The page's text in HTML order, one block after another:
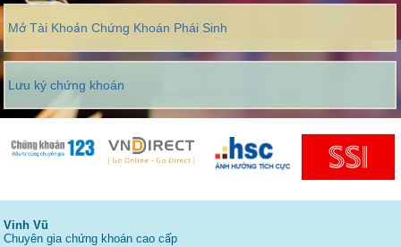
Mở Tài Khoản Chứng Khoán Phái Sinh
Lưu ký chứng khoán
Vinh Vũ
Chuyên gia chứng khoán cao cấp